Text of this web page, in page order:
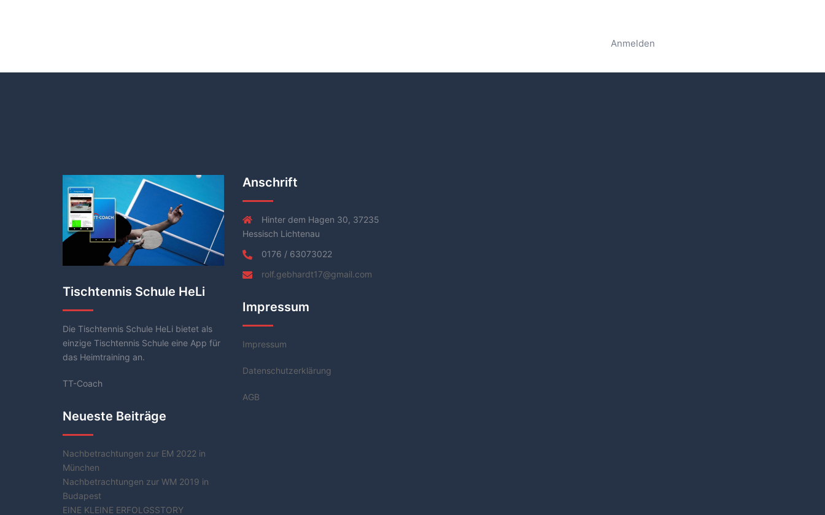
Anmelden
Tischtennis Schule HeLi
Die Tischtennis Schule HeLi bietet als
einzige Tischtennis Schule eine App für
das Heimtraining an.
TT-Coach
Neueste Beiträge
Nachbetrachtungen zur EM 2022 in
München
Nachbetrachtungen zur WM 2019 in
Budapest
EINE KLEINE ERFOLGSSTORY
Anschrift
Hinter dem Hagen 30, 37235
Hessisch Lichtenau
0176 / 63073022
rolf.gebhardt17@gmail.com
Impressum
Impressum
Datenschutzerklärung
AGB